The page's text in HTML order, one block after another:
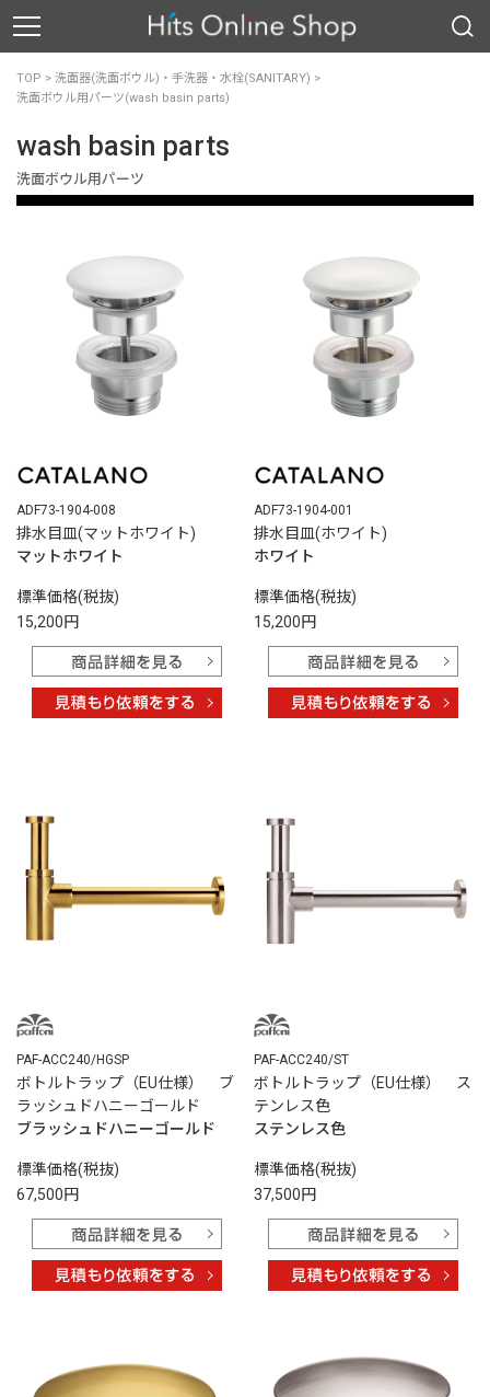
TOP > 洗面器(洗面ボウル)・手洗器・水栓(SANITARY) >
洗面ボウル用パーツ(wash basin parts)
wash basin parts
洗面ボウル用パーツ
ADF73-1904-008
排水目皿(マットホワイト)
マットホワイト
標準価格(税抜)
15,200円
ADF73-1904-001
排水目皿(ホワイト)
ホワイト
標準価格(税抜)
15,200円
PAF-ACC240/HGSP
ボトルトラップ（EU仕様） ブ
ラッシュドハニーゴールド
ブラッシュドハニーゴールド
標準価格(税抜)
67,500円
PAF-ACC240/ST
ボトルトラップ（EU仕様） ス
テンレス色
ステンレス色
標準価格(税抜)
37,500円